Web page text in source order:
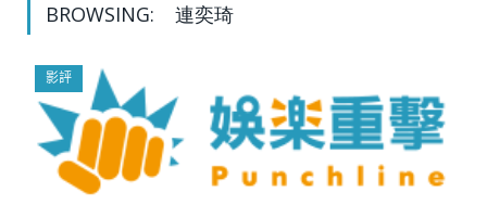
BROWSING: 連奕琦
影評